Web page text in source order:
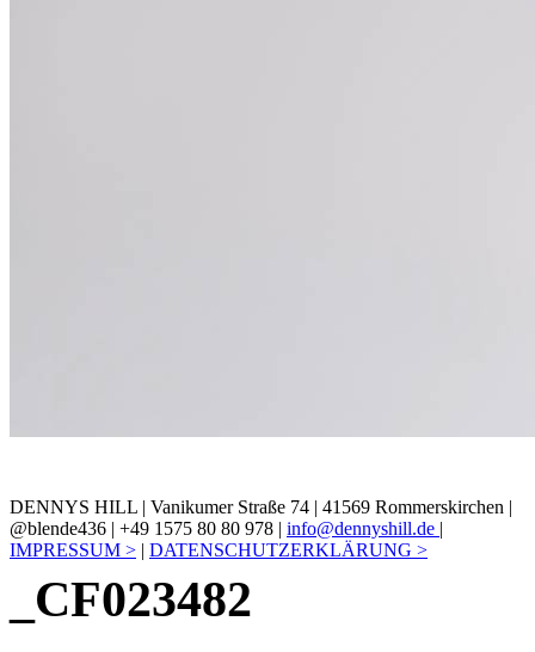
_CF023482
DENNYS HILL | Vanikumer Straße 74 | 41569 Rommerskirchen |
@blende436 | +49 1575 80 80 978 | info@dennyshill.de |
IMPRESSUM > | DATENSCHUTZERKLÄRUNG >